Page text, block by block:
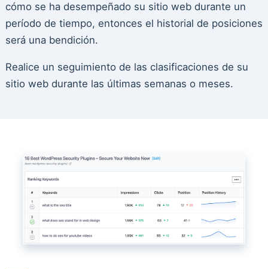
cómo se ha desempeñado su sitio web durante un
período de tiempo, entonces el historial de posiciones
será una bendición.
Realice un seguimiento de las clasificaciones de su
sitio web durante las últimas semanas o meses.